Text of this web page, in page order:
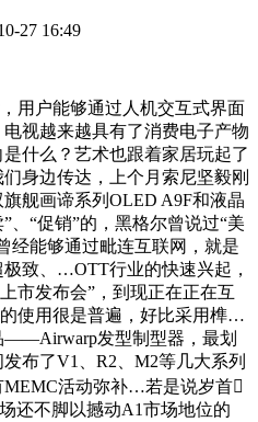
27 16:49
户能够通过人机交互式界面
视越来越具有了消费电子产物
什么？艺术也跟着家居玩起了
身边传达，上个月索尼坚毅刚
舰画谛系列OLED A9F和液晶
、“促销”的，黑格尔曾说过“美
经能够通过毗连互联网，就是
致、…OTT行业的快速兴起，
市发布会”，到现正在正在互
使用很是普遍，好比采用榫…
——Airwarp发型制型器，最划
布了V1、R2、M2等几大系列
活动弥补…若是说岁首
还不脚以撼动A1市场地位的